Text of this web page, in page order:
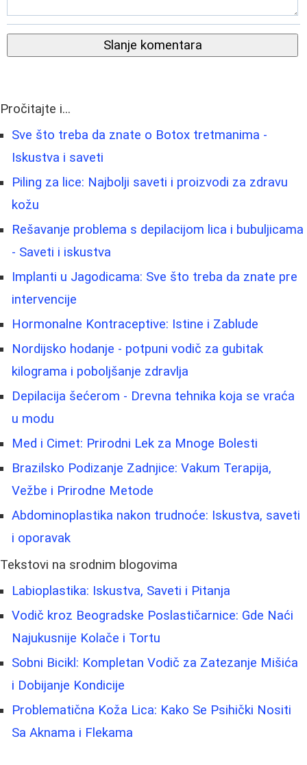
Slanje komentara
Pročitajte i...
Sve što treba da znate o Botox tretmanima -
Iskustva i saveti
Piling za lice: Najbolji saveti i proizvodi za zdravu
kožu
Rešavanje problema s depilacijom lica i bubuljicama
- Saveti i iskustva
Implanti u Jagodicama: Sve što treba da znate pre
intervencije
Hormonalne Kontraceptive: Istine i Zablude
Nordijsko hodanje - potpuni vodič za gubitak
kilograma i poboljšanje zdravlja
Depilacija šećerom - Drevna tehnika koja se vraća
u modu
Med i Cimet: Prirodni Lek za Mnoge Bolesti
Brazilsko Podizanje Zadnjice: Vakum Terapija,
Vežbe i Prirodne Metode
Abdominoplastika nakon trudnoće: Iskustva, saveti
i oporavak
Tekstovi na srodnim blogovima
Labioplastika: Iskustva, Saveti i Pitanja
Vodič kroz Beogradske Poslastičarnice: Gde Naći
Najukusnije Kolače i Tortu
Sobni Bicikl: Kompletan Vodič za Zatezanje Mišića
i Dobijanje Kondicije
Problematična Koža Lica: Kako Se Psihički Nositi
Sa Aknama i Flekama